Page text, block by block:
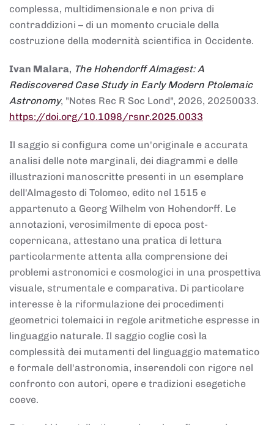
complessa, multidimensionale e non priva di
contraddizioni – di un momento cruciale della
costruzione della modernità scientifica in Occidente.
Ivan Malara, The Hohendorff Almagest: A
Rediscovered Case Study in Early Modern Ptolemaic
Astronomy, "Notes Rec R Soc Lond", 2026, 20250033.
https://doi.org/10.1098/rsnr.2025.0033
Il saggio si configura come un'originale e accurata
analisi delle note marginali, dei diagrammi e delle
illustrazioni manoscritte presenti in un esemplare
dell'Almagesto di Tolomeo, edito nel 1515 e
appartenuto a Georg Wilhelm von Hohendorff. Le
annotazioni, verosimilmente di epoca post-
copernicana, attestano una pratica di lettura
particolarmente attenta alla comprensione dei
problemi astronomici e cosmologici in una prospettiva
visuale, strumentale e comparativa. Di particolare
interesse è la riformulazione dei procedimenti
geometrici tolemaici in regole aritmetiche espresse in
linguaggio naturale. Il saggio coglie così la
complessità dei mutamenti del linguaggio matematico
e formale dell'astronomia, inserendoli con rigore nel
confronto con autori, opere e tradizioni esegetiche
coeve.